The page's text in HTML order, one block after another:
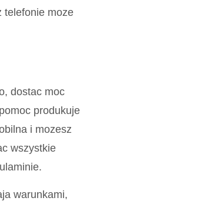
telefonie moze
dostac moc
produkuje
i mozesz
wszystkie
warunkami,